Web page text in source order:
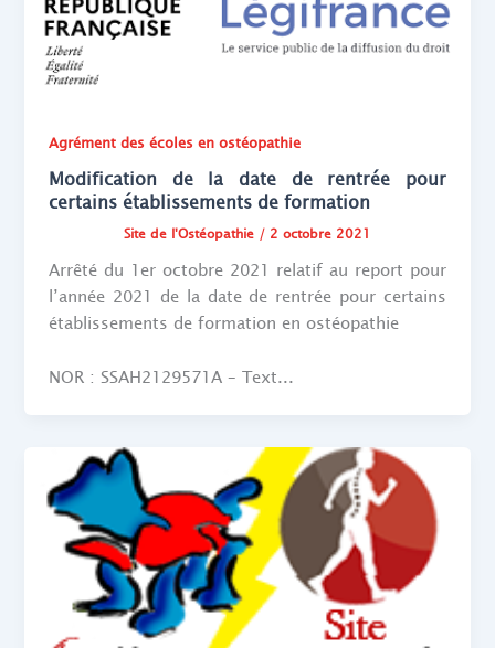
Agrément des écoles en ostéopathie
Modification de la date de rentrée pour
certains établissements de formation
Site de l'Ostéopathie / 2 octobre 2021
Arrêté du 1er octobre 2021 relatif au report pour
l’année 2021 de la date de rentrée pour certains
établissements de formation en ostéopathie
NOR : SSAH2129571A – Text...